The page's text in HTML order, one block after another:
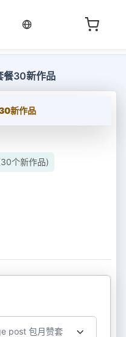
当前语言：中文
餐30新作品
新作品
个新作品)